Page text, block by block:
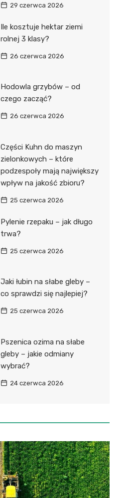
29 czerwca 2026
Ile kosztuje hektar ziemi
rolnej 3 klasy?
26 czerwca 2026
Hodowla grzybów – od
czego zacząć?
26 czerwca 2026
Części Kuhn do maszyn
zielonkowych – które
podzespoły mają największy
wpływ na jakość zbioru?
25 czerwca 2026
Pylenie rzepaku – jak długo
trwa?
25 czerwca 2026
Jaki łubin na słabe gleby –
co sprawdzi się najlepiej?
25 czerwca 2026
Pszenica ozima na słabe
gleby – jakie odmiany
wybrać?
24 czerwca 2026